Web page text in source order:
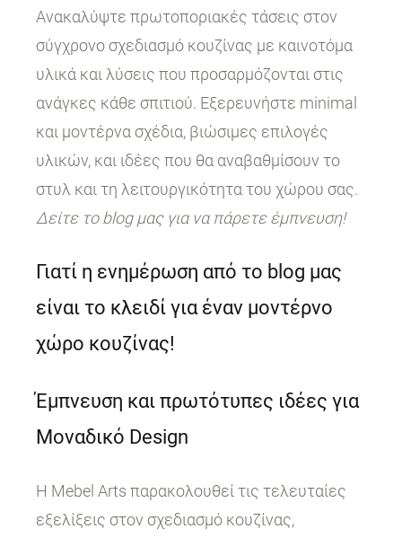
Ανακαλύψτε πρωτοποριακές τάσεις στον
σύγχρονο σχεδιασμό κουζίνας με καινοτόμα
υλικά και λύσεις που προσαρμόζονται στις
ανάγκες κάθε σπιτιού. Εξερευνήστε minimal
και μοντέρνα σχέδια, βιώσιμες επιλογές
υλικών, και ιδέες που θα αναβαθμίσουν το
στυλ και τη λειτουργικότητα του χώρου σας.
Δείτε το blog μας για να πάρετε έμπνευση!
Γιατί η ενημέρωση από το blog μας
είναι το κλειδί για έναν μοντέρνο
χώρο κουζίνας!
Έμπνευση και πρωτότυπες ιδέες για
Μοναδικό Design
Η Mebel Arts παρακολουθεί τις τελευταίες
εξελίξεις στον σχεδιασμό κουζίνας,